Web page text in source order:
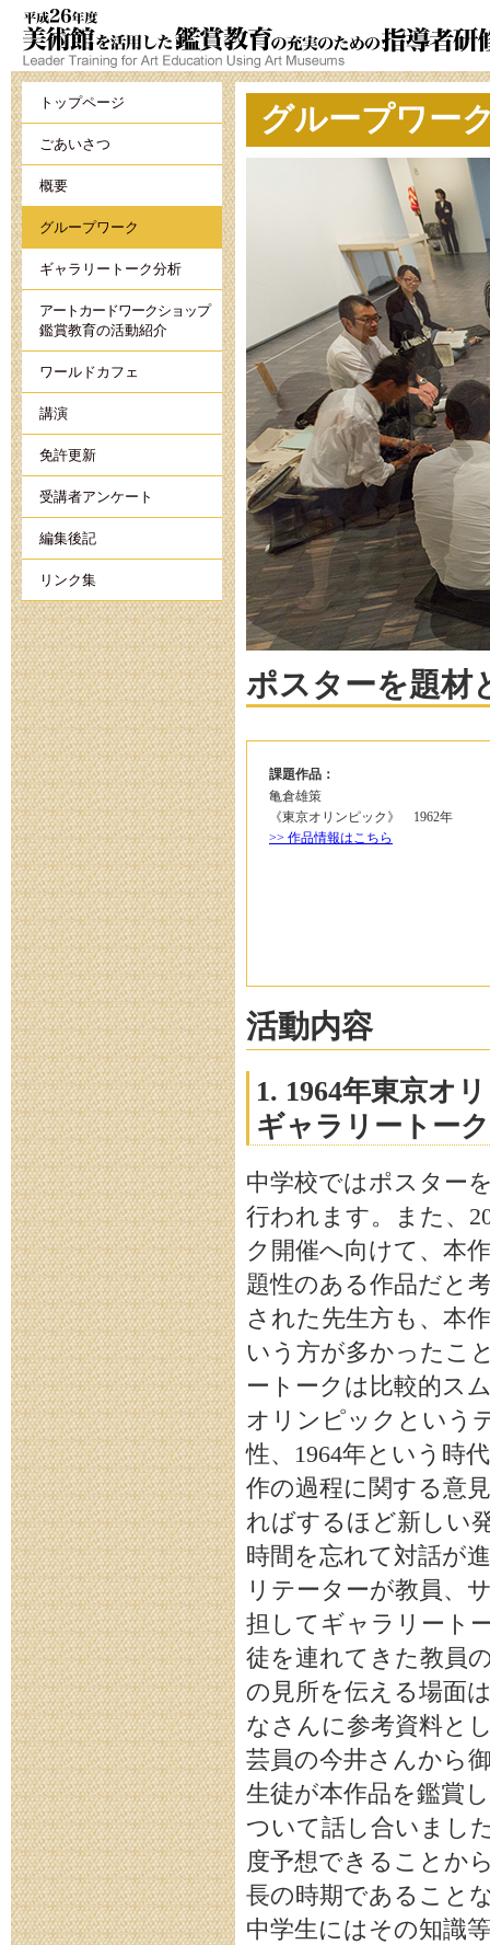
トップページ
ごあいさつ
概要
グループワーク
ギャラリートーク分析
アートカードワークショップ
鑑賞教育の活動紹介
ワールドカフェ
講演
免許更新
受講者アンケート
編集後記
リンク集
グループワー
ポスターを題材
課題作品：
亀倉雄策
《東京オリンピック》 1962年
>> 作品情報はこちら
活動内容
1. 1964年東京オ
ギャラリートー
中学校ではポスター
行われます。また、
ク開催へ向けて、本
題性のある作品だと
された先生方も、本
いう方が多かったこ
ートークは比較的ス
オリンピックという
性、1964年という時
作の過程に関する意
ればするほど新しい
時間を忘れて対話が
リテーターが教員、
担してギャラリート
徒を連れてきた教員
の見所を伝える場面
なさんに参考資料と
芸員の今井さんから
生徒が本作品を鑑賞
ついて話し合いまし
度予想できることか
長の時期であること
中学生にはその知識